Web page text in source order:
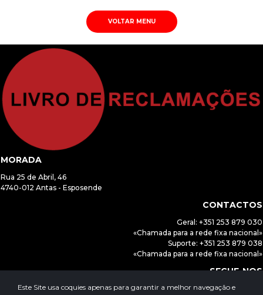
VOLTAR MENU
MORADA
Rua 25 de Abril, 46
4740-012 Antas - Esposende
CONTACTOS
Geral: +351 253 879 030
«Chamada para a rede fixa nacional»
Suporte: +351 253 879 038
«Chamada para a rede fixa nacional»
SEGUE-NOS
Este Site usa coquies apenas para garantir a melhor navegação e